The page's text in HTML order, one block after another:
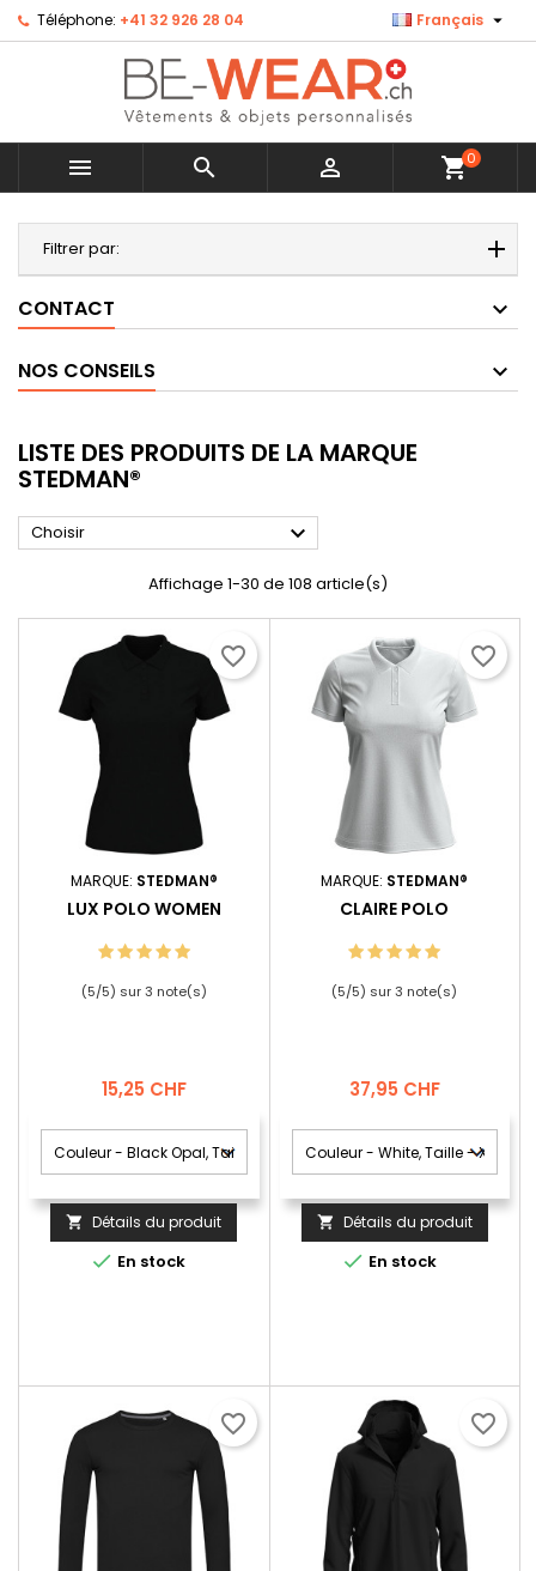
Téléphone: +41 32 926 28 04 Français 
   shopping_cart0
Filtrer par:
CONTACT
NOS CONSEILS
LISTE DES PRODUITS DE LA MARQUE
STEDMAN®
Choisir 
Affichage 1-30 de 108 article(s)
MARQUE: STEDMAN®
LUX POLO WOMEN
(5/5) sur3 note(s)
Prix
15,25 CHF
 Détails du produit
 En stock
favorite_border
MARQUE: STEDMAN®
CLAIRE POLO
(5/5) sur3 note(s)
Prix
37,95 CHF
 Détails du produit
 En stock
favorite_border
favorite_border favorite_border